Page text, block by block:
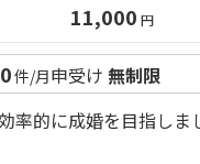
11,000 円
件/月申受け 無制限
率的に成婚を目指しま